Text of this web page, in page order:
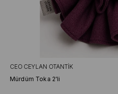
CEO CEYLAN OTANTIK
Mürdüm Toka 2'li